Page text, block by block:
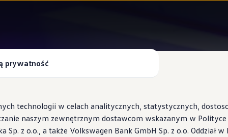
prywatność
technologii w celach analitycznych, statystycznych,
naszym zewnętrznym dostawcom wskazanym w
z o.o., a także Volkswagen Bank GmbH Sp. z o.o. Oddział